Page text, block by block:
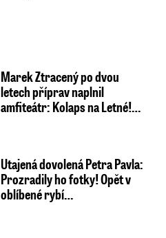
Marek Ztracený po dvou
letech příprav naplnil
amfiteátr: Kolaps na Letné!…
Utajená dovolená Petra Pavla:
Prozradily ho fotky! Opět v
oblíbené rybí…